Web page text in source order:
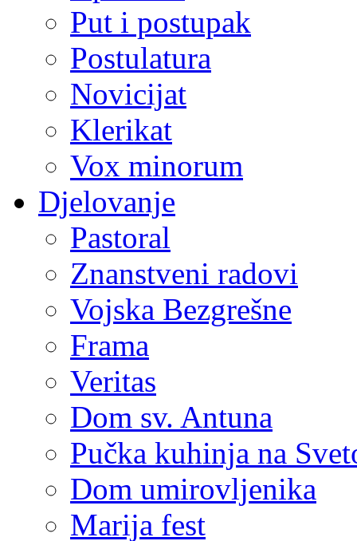
Put i postupak
Postulatura
Novicijat
Klerikat
Vox minorum
Djelovanje
Pastoral
Znanstveni radovi
Vojska Bezgrešne
Frama
Veritas
Dom sv. Antuna
Pučka kuhinja na
Dom umirovljenika
Marija fest